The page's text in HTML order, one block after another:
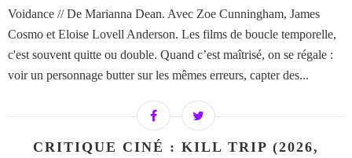
Voidance // De Marianna Dean. Avec Zoe Cunningham, James
Cosmo et Eloise Lovell Anderson. Les films de boucle temporelle,
c'est souvent quitte ou double. Quand c’est maîtrisé, on se régale :
voir un personnage butter sur les mêmes erreurs, capter des...
CRITIQUE CINÉ : KILL TRIP (2026,